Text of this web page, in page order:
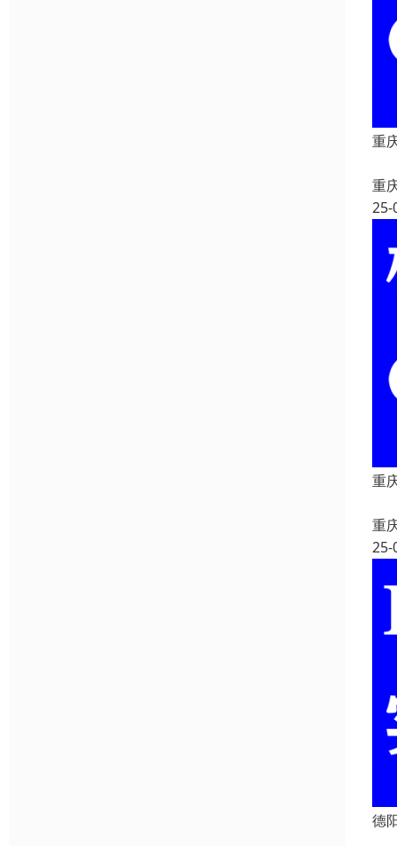
重
重
25-
重
重
25-
德